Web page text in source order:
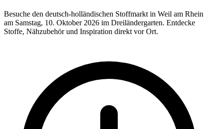
Besuche den deutsch-holländischen Stoffmarkt in Weil am Rhein
am Samstag, 10. Oktober 2026 im Dreiländergarten. Entdecke
Stoffe, Nähzubehör und Inspiration direkt vor Ort.